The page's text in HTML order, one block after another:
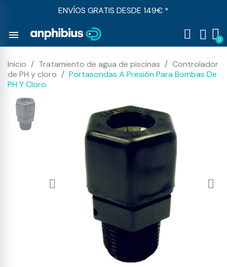
ENVÍOS GRATIS DESDE 149€ *
menu
Inicio Tratamiento de agua de piscinas
Controlador
de PH y cloro
Portasondas A Presión Para Bombas De
PH Y Cloro